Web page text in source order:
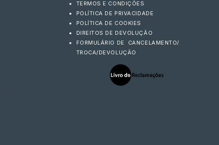
TERMOS E CONDIÇÕES
POLÍTICA DE PRIVACIDADE
POLÍTICA DE COOKIES
DIREITOS DE DEVOLUÇÃO
FORMULÁRIO DE CANCELAMENTO/
TROCA/DEVOLUÇÃO